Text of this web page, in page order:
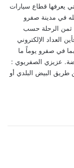
يعرفها قطاع سيارات
في مدينة صفرو
ثمن الرحلة حسب
الإلكتروني
في صفرو يوماً ما
عزيزي الصفريوي :
البيض البلدي أو